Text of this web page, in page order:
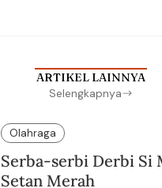
ARTIKEL LAINNYA
Selengkapnya
Olahraga
Serba-serbi Derbi Si
Setan Merah